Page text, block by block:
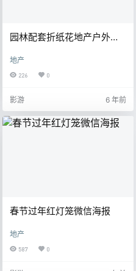
园林配套折纸花地产户外海
地产
226 0
影游 6 年前
春节过年红灯笼微信海报
地产
587 0